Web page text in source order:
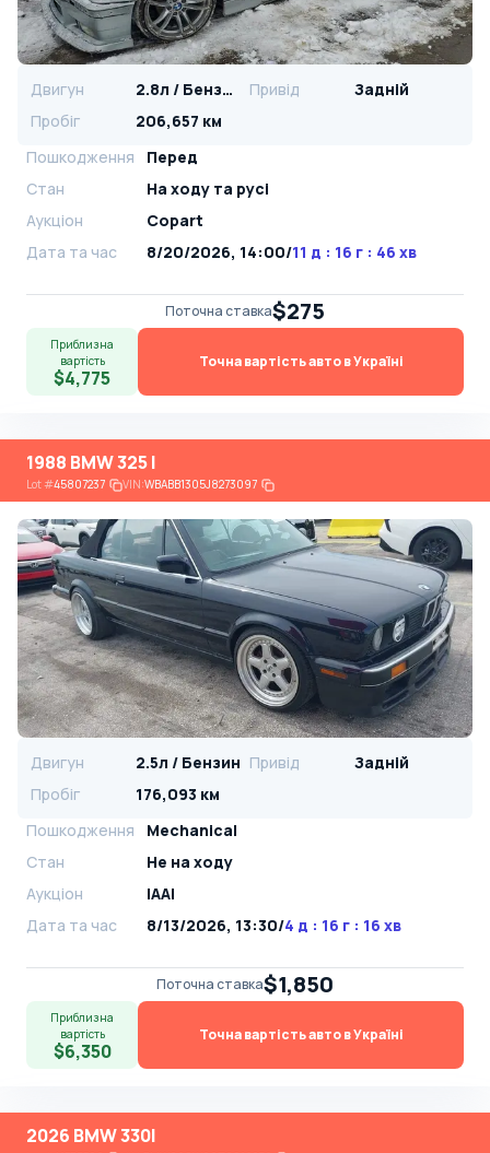
Двигун 2.8л / Бензин Привід
Задній
Пробіг
206,657 км
Пошкодження
Перед
Стан
На ​​ходу та русі
Аукціон
Copart
Дата та час
8/20/2026, 14:00/11 д : 16 г : 46 хв
Поточна ставка$275
Приблизна
вартість
$4,775
Точна вартість авто в Україні
1988 BMW 325 I
Lot#45807237 VIN:WBABB1305J8273097
Двигун 2.5л / Бензин Привід
Задній
Пробіг
176,093 км
Пошкодження
Mechanical
Стан
Не на ходу
Аукціон
IAAI
Дата та час
8/13/2026, 13:30/4 д : 16 г : 16 хв
Поточна ставка$1,850
Приблизна
вартість
$6,350
Точна вартість авто в Україні
2026 BMW 330I